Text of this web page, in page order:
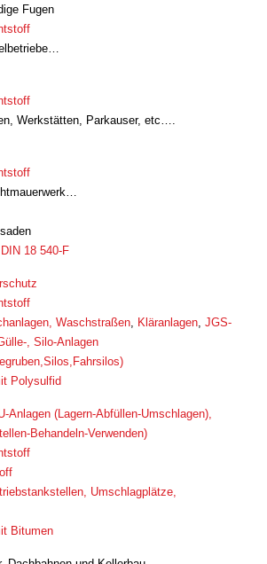
Fugen
Werkstätten, Parkauser, etc….
18 540-F
Waschstraßen Kläranlagen ,JGS-
, Silo-Anlagen
Polysulfid
Anlagen (Lagern-Abfüllen-Umschlagen),
Behandeln-Verwenden)
Umschlagplätze,
Bitumen